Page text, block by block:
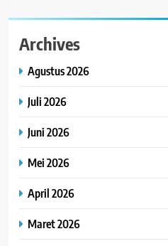
Archives
Agustus 2026
Juli 2026
Juni 2026
Mei 2026
April 2026
Maret 2026